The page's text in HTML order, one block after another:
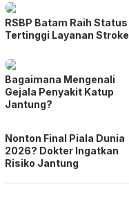
RSBP Batam Raih Status
Tertinggi Layanan Stroke
Bagaimana Mengenali
Gejala Penyakit Katup
Jantung?
Nonton Final Piala Dunia
2026? Dokter Ingatkan
Risiko Jantung